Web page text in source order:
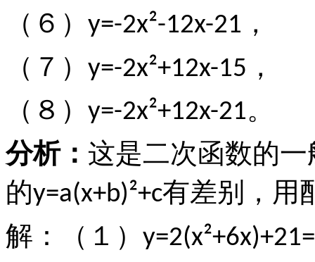
（６） y=-2x²-12x-21 ，
（７） y=-2x²+12x-15 ，
（８） y=-2x²+12x-21。
分析： 这是二次函数的
的y=a(x+b)²+c有差别，用
解：（１）